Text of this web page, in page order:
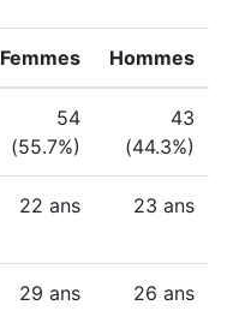
Femmes Hommes
54
(55.7%)
43
(44.3%)
22 ans 23 ans
29 ans 26 ans